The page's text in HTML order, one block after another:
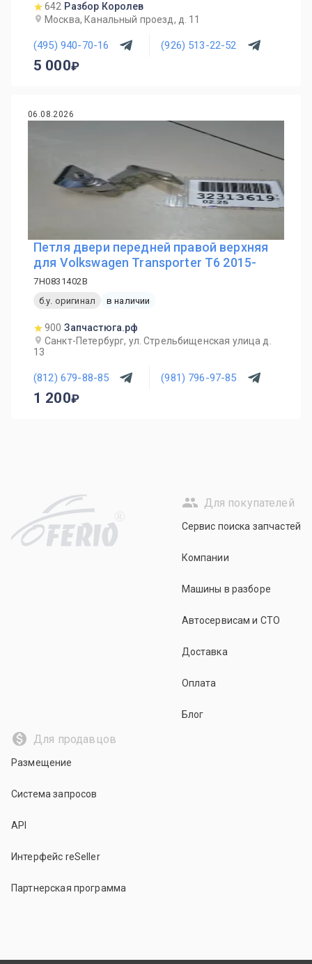
642 Разбор Королев
Москва, Канальный проезд, д. 11
(495) 940-70-16 (926) 513-22-52
5 000
06.08.2026
Петля двери передней правой верхняя
для Volkswagen Transporter T6 2015-
7H0831402B
б.у. оригинал
в наличии
900 Запчастюга.рф
Санкт-Петербург, ул. Стрельбищенская улица д.
13
(812) 679-88-85 (981) 796-97-85
1 200
R
Для покупателей
Сервис поиска запчастей
Компании
Машины в разборе
Автосервисам и СТО
Доставка
Оплата
Блог
Для продавцов
Размещение
Система запросов
API
Интерфейс reSeller
Партнерская программа